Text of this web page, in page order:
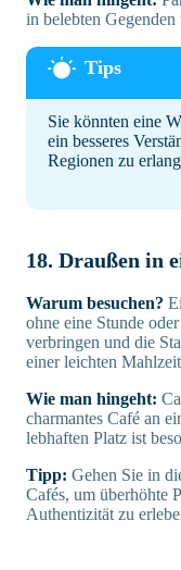
in belebten
Sie könnten eine
ein besseres
Regionen zu
18. Draußen in
Warum besuchen?
ohne eine Stunde
verbringen und die
einer leichten
Wie man hingeht:
charmantes Café an
lebhaften Platz ist
Tipp: Gehen Sie in
Cafés, um überhöhte
Authentizität zu